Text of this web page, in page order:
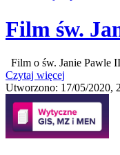
Film św.
Film o św. Janie Pawle
Czytaj więcej
Utworzono: 17/05/2020,